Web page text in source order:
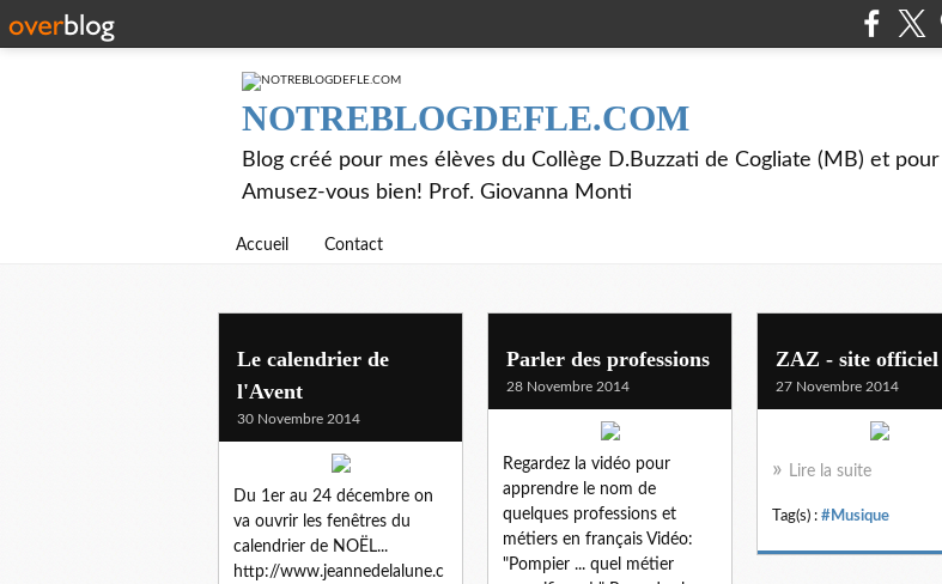
NOTREBLOGDEFLE.COM
Blog créé pour mes élèves du Collège D.Buzzati de Cogliate (MB) et
Amusez-vous bien! Prof. Giovanna Monti
Accueil Contact
Le calendrier de
l'Avent
30 Novembre 2014
Du 1er au 24 décembre on
va ouvrir les fenêtres du
calendrier de NOËL...
http://www.jeannedelalune.c
Parler des professions
28 Novembre 2014
Regardez la vidéo pour
apprendre le nom de
quelques professions et
métiers en français Vidéo:
"Pompier ... quel métier
ZAZ - site officiel
27 Novembre 2014
Lire la suite
Tag(s) : #Musique